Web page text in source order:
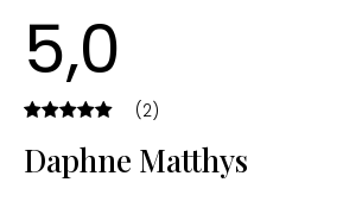
5,0
(2)
Daphne Matthys